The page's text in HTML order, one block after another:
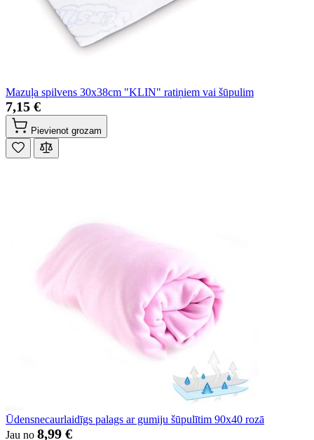
Mazuļa spilvens 30x38cm "KLIN" ratiņiem vai šūpulim
7,15 €
Pievienot grozam
Ūdensnecaurlaidīgs palags ar gumiju šūpulītim 90x40 rozā
Jau no 8,99 €